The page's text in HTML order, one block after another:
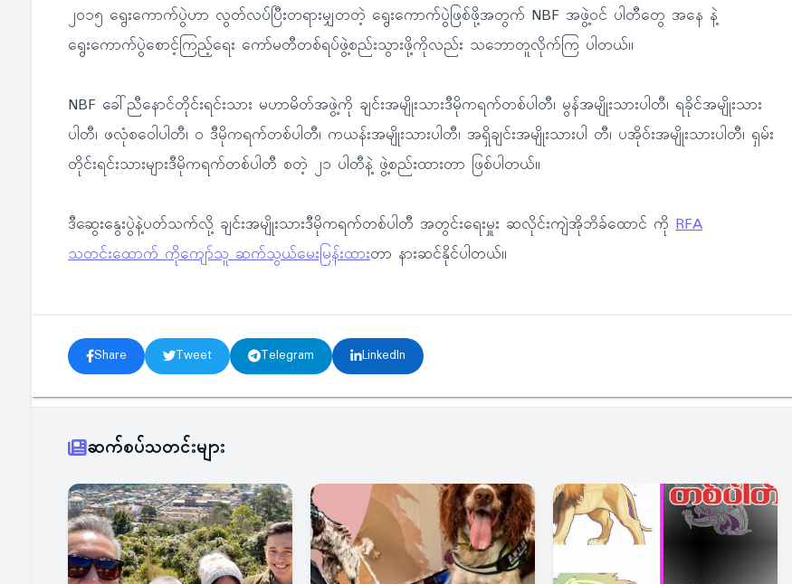
၂၀၁၅ ရွေးကောက်ပွဲဟာ လွတ်လပ်ပြီးတရားမျှတတဲ့ ရွေးကောက်ပွဲဖြစ်ဖို့အတွက် NBF အဖွဲ့ဝင် ပါတီတွေ အနေ နဲ့
ရွေးကောက်ပွဲစောင့်ကြည့်ရေး ကော်မတီတစ်ရပ်ဖွဲ့စည်းသွားဖို့ကိုလည်း သဘောတူလိုက်ကြ ပါတယ်။
NBF ခေါ်ညီနောင်တိုင်းရင်းသား မဟာမိတ်အဖွဲ့ကို ချင်းအမျိုးသားဒီမိုကရက်တစ်ပါတီ၊ မွန်အမျိုးသားပါတီ၊ ရခိုင်အမျိုးသား
ပါတီ၊ ဖလုံစဝေါပါတီ၊ ၀ ဒီမိုကရက်တစ်ပါတီ၊ ကယန်းအမျိုးသားပါတီ၊ အရှိုချင်းအမျိုးသားပါ တီ၊ ပအိုဝ်းအမျိုးသားပါတီ၊ ရှမ်း
တိုင်းရင်းသားများဒီမိုကရက်တစ်ပါတီ စတဲ့ ၂၁ ပါတီနဲ့ ဖွဲ့စည်းထားတာ ဖြစ်ပါတယ်။
ဒီဆွေးနွေးပွဲနဲ့ပတ်သက်လို့ ချင်းအမျိုးသားဒီမိုကရက်တစ်ပါတီ အတွင်းရေးမှူး ဆလိုင်းကျဲအိုဘိခ်ထောင် ကို RFA
သတင်းထောက် ကိုကျော်သူ ဆက်သွယ်မေးမြန်းထားတာ နားဆင်နိုင်ပါတယ်။
Share Tweet Telegram LinkedIn
ဆက်စပ်သတင်းများ